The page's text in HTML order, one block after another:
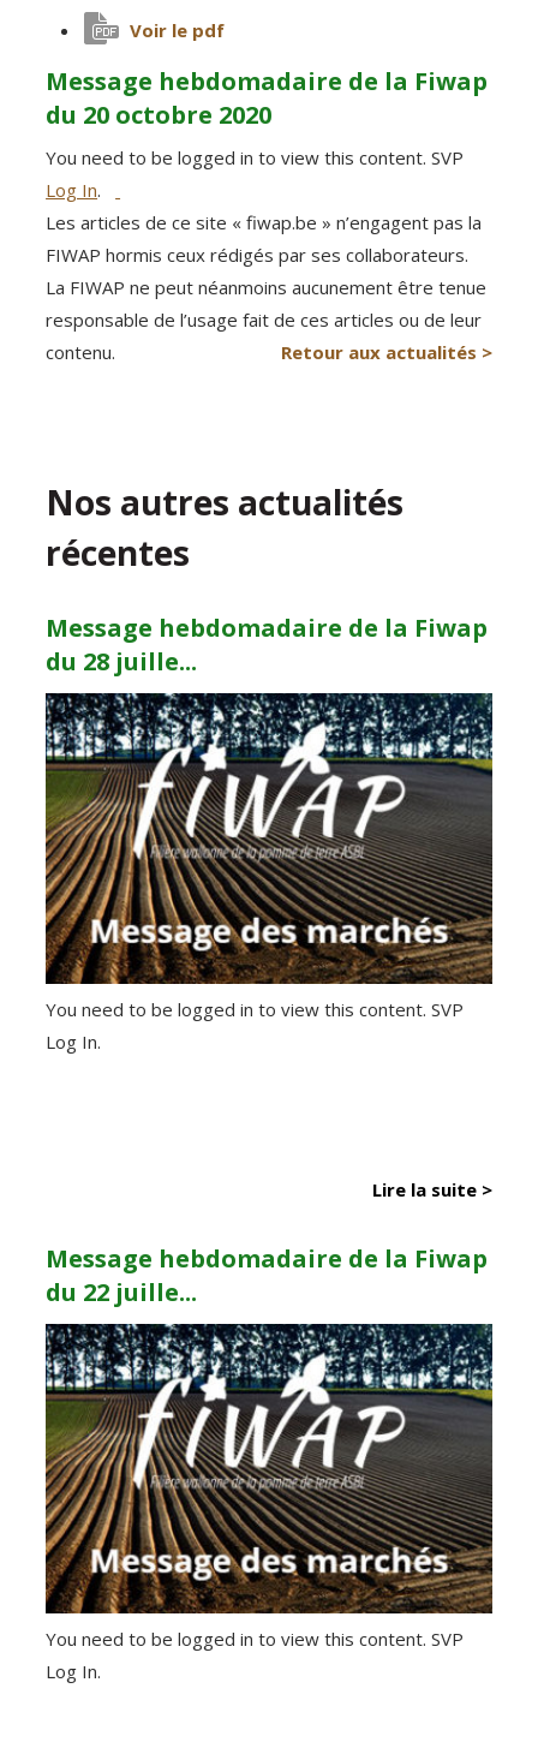
Voir le pdf
Message hebdomadaire de la Fiwap
du 20 octobre 2020
You need to be logged in to view this content. SVP
Log In.
Les articles de ce site « fiwap.be » n’engagent pas la
FIWAP hormis ceux rédigés par ses collaborateurs.
La FIWAP ne peut néanmoins aucunement être tenue
responsable de l’usage fait de ces articles ou de leur
contenu.
Retour aux actualités >
Nos autres actualités
récentes
Message hebdomadaire de la Fiwap
du 28 juille...
You need to be logged in to view this content. SVP
Log In.
Lire la suite >
Message hebdomadaire de la Fiwap
du 22 juille...
You need to be logged in to view this content. SVP
Log In.